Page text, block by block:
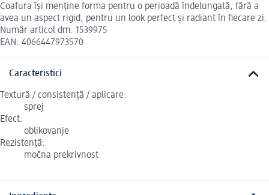
Coafura își menține forma pentru o perioadă îndelungată, fără a
avea un aspect rigid, pentru un look perfect și radiant în fiecare zi.
Număr articol dm: 1539975
EAN: 4066447973570
Caracteristici
Textură / consistență / aplicare:
sprej
Efect:
oblikovanje
Rezistență:
močna prekrivnost